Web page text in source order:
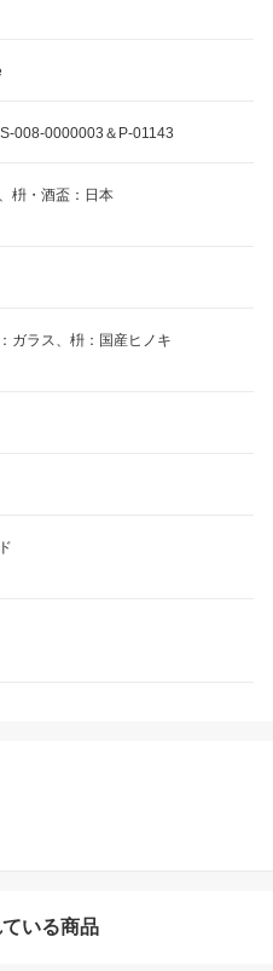
008-0000003＆P-01143
枡・酒盃：日本
ガラス、枡：国産ヒノキ
いる商品